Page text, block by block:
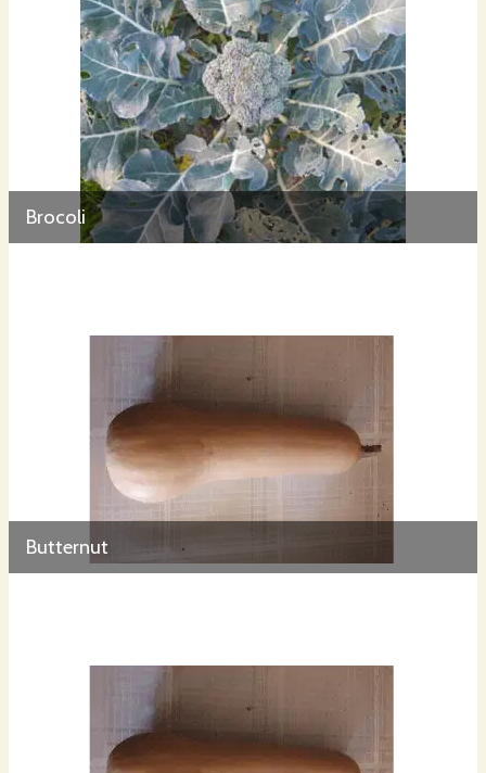
Brocoli
Butternut